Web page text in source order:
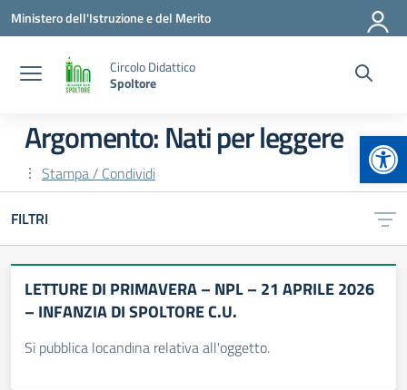
Vai ai contenuti
Vai al menu di navigazione
Vai al footer
Ministero dell'Istruzione e del Merito
Circolo Didattico
Spoltore
Argomento: Nati per leggere
Stampa / Condividi
FILTRI
LETTURE DI PRIMAVERA – NPL – 21 APRILE 2026
– INFANZIA DI SPOLTORE C.U.
Si pubblica locandina relativa all'oggetto.